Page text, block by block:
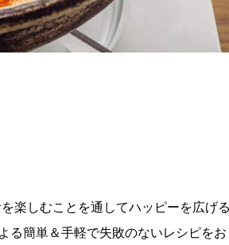
楽しむことを通してハッピーを広げ
る簡単＆手軽で失敗のないレシピをお